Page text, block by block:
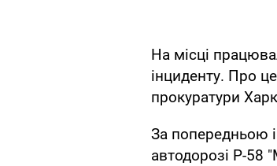
На місці
інциденту. Про це
прокуратури
За попередньою
автодорозі Р-58